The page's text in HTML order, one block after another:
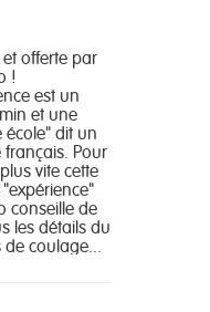
et offerte par
!
est un
et une
école" dit un
français. Pour
vite cette
conseille de
les détails du
coulage...